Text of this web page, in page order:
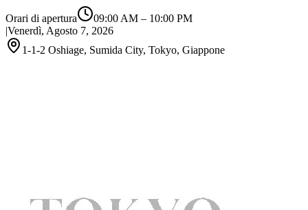
Orari di apertura 09:00 AM – 10:00 PM
|Venerdì, Agosto 7, 2026
1-1-2 Oshiage, Sumida City, Tokyo, Giappone